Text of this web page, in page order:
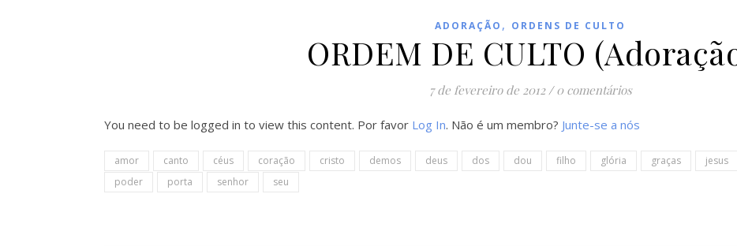
ADORAÇÃO , ORDENS DE CULTO
ORDEM DE CULTO
7 de fevereiro de 2012 / 0 comentários
You need to be logged in to view this content. Por favor Log In. Não é um membro? Junte-se a nós
amor canto céus coração cristo demos deus dos dou filho glória graças jesus
poder
porta senhor seu